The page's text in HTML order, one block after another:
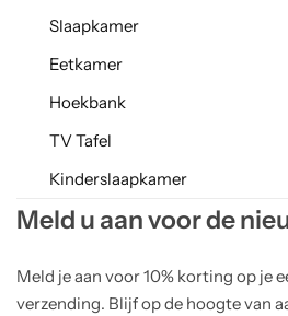
Slaapkamer
Eetkamer
Hoekbank
TV Tafel
Kinderslaapkamer
Meld u aan voor de
Meld je aan voor 10% korting op je
verzending. Blijf op de hoogte van